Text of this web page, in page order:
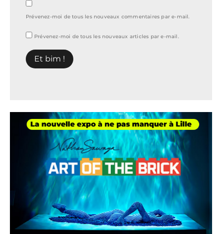
Prévenez-moi de tous les nouveaux commentaires par e-mail.
Prévenez-moi de tous les nouveaux articles par e-mail.